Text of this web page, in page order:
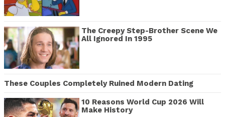
The Creepy Step-Brother Scene We
All Ignored In 1995
These Couples Completely Ruined Modern Dating
10 Reasons World Cup 2026 Will
Make History